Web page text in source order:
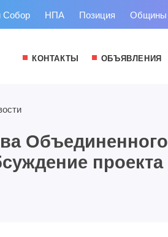
Собор НПА Позиция Общины
КОНТАКТЫ ОБЪЯВЛЕНИЯ
Объединенного
проекта